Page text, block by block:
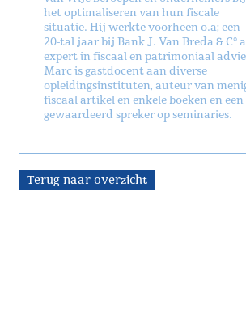
het optimaliseren van hun fiscale
situatie. Hij werkte voorheen o.a; een
20-tal jaar bij Bank J. Van Breda & C°
expert in fiscaal en patrimoniaal
Marc is gastdocent aan diverse
opleidingsinstituten, auteur van
fiscaal artikel en enkele boeken en een
gewaardeerd spreker op seminaries.
Terug naar overzicht